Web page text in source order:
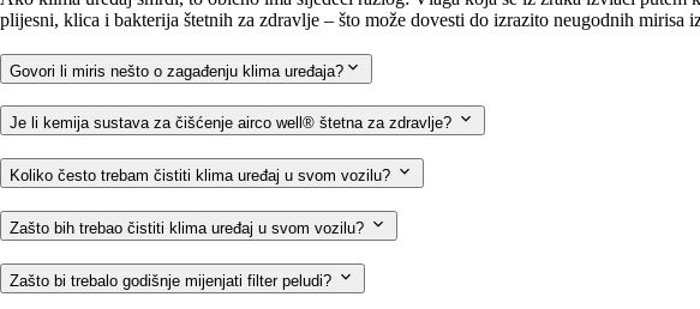
plijesni, klica i bakterija štetnih za zdravlje – što može dovesti do izrazito neugodnih
Govori li miris nešto o zagađenju klima uređaja?
Je li kemija sustava za čišćenje airco well® štetna za zdravlje?
Koliko često trebam čistiti klima uređaj u svom vozilu?
Zašto bih trebao čistiti klima uređaj u svom vozilu?
Zašto bi trebalo godišnje mijenjati filter peludi?